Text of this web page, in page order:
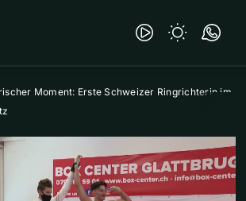
Moment: Erste Schweizer Ringrichterin im